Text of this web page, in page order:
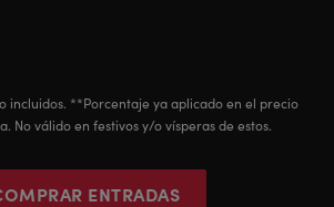
incluidos. **Porcentaje ya aplicado en el precio
No válido en festivos y/o vísperas de estos.
ENTRADAS